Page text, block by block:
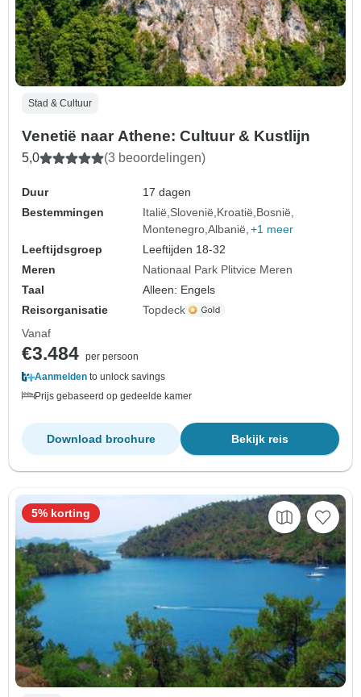
Stad & Cultuur
Venetië naar Athene: Cultuur & Kustlijn
5,0 (3 beoordelingen)
Duur
17 dagen
Bestemmingen
Italië Slovenië Kroatië Bosnië
Montenegro Albanië +1 meer
Leeftijdsgroep
Leeftijden 18-32
Meren
Nationaal Park Plitvice Meren
Taal
Alleen: Engels
Reisorganisatie
Topdeck
Vanaf
€3.484 per persoon
Aanmelden to unlock savings
Prijs gebaseerd op gedeelde kamer
Bekijk reis
Download brochure
5% korting